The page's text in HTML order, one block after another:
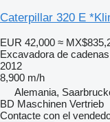
Caterpillar 320 E
EUR 42,000 ≈
Excavadora de cadenas
2012
8,900 m/h
Alemania,
BD Maschinen Vertrieb
Contacte con el